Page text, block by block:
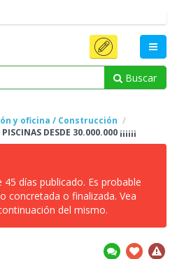
Buscar
y oficina / Construcción
DESDE 30.000.000 ¡¡¡¡¡¡
días publicado. Es probable
concretada o finalizada. Vea
del mismo.